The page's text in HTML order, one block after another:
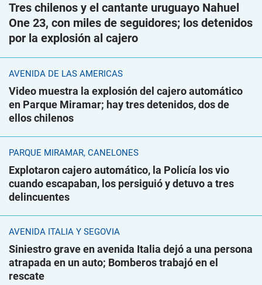
Tres chilenos y el cantante uruguayo Nahuel
One 23, con miles de seguidores; los detenidos
por la explosión al cajero
AVENIDA DE LAS AMÉRICAS
Video muestra la explosión del cajero automático
en Parque Miramar; hay tres detenidos, dos de
ellos chilenos
PARQUE MIRAMAR, CANELONES
Explotaron cajero automático, la Policía los vio
cuando escapaban, los persiguió y detuvo a tres
delincuentes
AVENIDA ITALIA Y SEGOVIA
Siniestro grave en avenida Italia dejó a una persona
atrapada en un auto; Bomberos trabajó en el
rescate